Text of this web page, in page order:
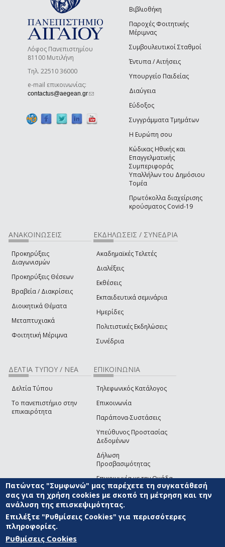
Λόφος Πανεπιστημίου
81100 Μυτιλήνη
Τηλ. 22510 36000
e-mail επικοινωνίας:
contactus@aegean.gr(link sends e-mail)
Βιβλιοθήκη
Παροχές Φοιτητικής
Μέριμνας
Συμβουλευτικοί Σταθμοί
Έντυπα / Αιτήσεις
Υπουργείο Παιδείας
Διαύγεια
Εύδοξος
Συγγράμματα Τμημάτων
Η Ευρώπη σου
Κώδικας Ηθικής και
Επαγγελματικής
Συμπεριφοράς
Υπαλλήλων του Δημόσιου
Τομέα
Πρωτόκολλα διαχείρισης
κρούσματος Covid-19
ΑΝΑΚΟΙΝΩΣΕΙΣ
Προκηρύξεις
Διαγωνισμών
Προκηρύξεις Θέσεων
Βραβεία / Διακρίσεις
Διοικητικά Θέματα
Μεταπτυχιακά
Φοιτητική Μέριμνα
ΕΚΔΗΛΩΣΕΙΣ / ΣΥΝΕΔΡΙΑ
Ακαδημαϊκές Τελετές
Διαλέξεις
Εκθέσεις
Εκπαιδευτικά σεμινάρια
Ημερίδες
Πολιτιστικές Εκδηλώσεις
Συνέδρια
ΔΕΛΤΙΑ ΤΥΠΟΥ / ΝΕΑ
Δελτία Τύπου
Το πανεπιστήμιο στην
επικαιρότητα
ΕΠΙΚΟΙΝΩΝΙΑ
Τηλεφωνικός Κατάλογος
Επικοινωνία
Παράπονα-Συστάσεις
Υπεύθυνος Προστασίας
Δεδομένων
Δήλωση
Προσβασιμότητας
Επικοινωνία με την Ομάδα
Ανάπτυξης του site(link sends e-mail)
© ΠΑΝΕΠΙΣΤΗΜΙΟ ΑΙΓΑΙΟΥ ΟΡΟΙ ΧΡΗΣΗΣ
ΑΝΑΠΤΥΞΗΣ
Πατώντας "Συμφωνώ" μας παρέχετε τη συγκατάθεσή
σας για τη χρήση cookies με σκοπό τη μέτρηση και την
ανάλυση της επισκεψιμότητας.
Επιλέξτε "Ρυθμίσεις Cookies" για περισσότερες
πληροφορίες.
Ρυθμίσεις Cookies